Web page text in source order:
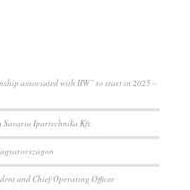
associated with IIW” to start in 2025 –
Savaria Ipartechnika Kft.
and Chief Operating Officer